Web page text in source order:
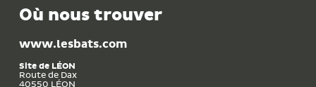
Où nous trouver
www.lesbats.com
Site de LÉON
Route de Dax
40550 LÉON